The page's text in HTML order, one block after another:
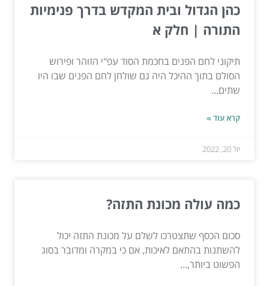
כהן הגדול ובית המקדש בדרך פנימיות
התורה | חלק א
תיקוני לחם הפנים בחכמת הסוד עפ"י הזוהר ופירוש
הסולם בתוך ההיכל היה גם שולחן לחם הפנים שבו היו
שתים...
קרא עוד »
יול 20, 2022
כמה עולה מכונת התזה?
סכום הכסף שתצטרכו לשלם על מכונת התזה יכול
להשתנות בהתאם לאיכות, אם כי במקרה ומדובר בסוג
הפשוט ביותר,...